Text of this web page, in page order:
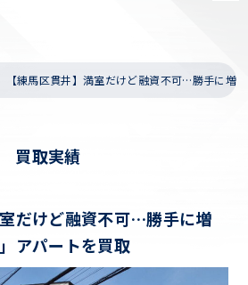
【練馬区貫井】満室だけど融資不可…勝手に増
買取実績
室だけど融資不可…勝手に増
アパートを買取